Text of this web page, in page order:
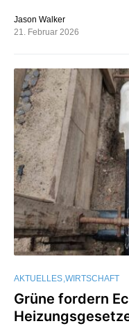
Jason Walker
21. Februar 2026
AKTUELLES WIRTSCHAFT
Grüne fordern